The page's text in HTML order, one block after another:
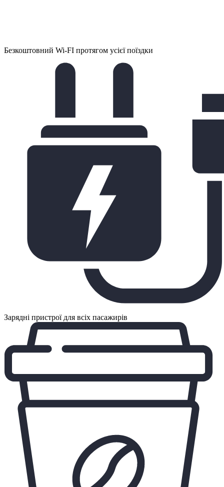
Безкоштовний Wi-FI протягом усієї поїздки
Зарядні пристрої для всіх пасажирів